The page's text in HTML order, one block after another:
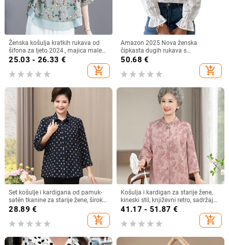
Ženska košulja kratkih rukava od
šifona za ljeto 2024., majica male
veličine, plus size
25.03 - 26.33 €
add_shopping_cart
Amazon 2025 Nova ženska
čipkasta dugih rukava s
podstavom, modna šuplja heklana
50.68 €
add_shopping_cart
Set košulje i kardigana od pamuk-
satén tkanine za starije žene, širok
kroj, plus veličina, ljeto–jesen
28.89 €
add_shopping_cart
Košulja i kardigan za starije žene,
kineski stil, književni retro, sadržaj
vlakana 30–50%, bez ovratnika
41.17 - 51.87 €
add_shopping_cart